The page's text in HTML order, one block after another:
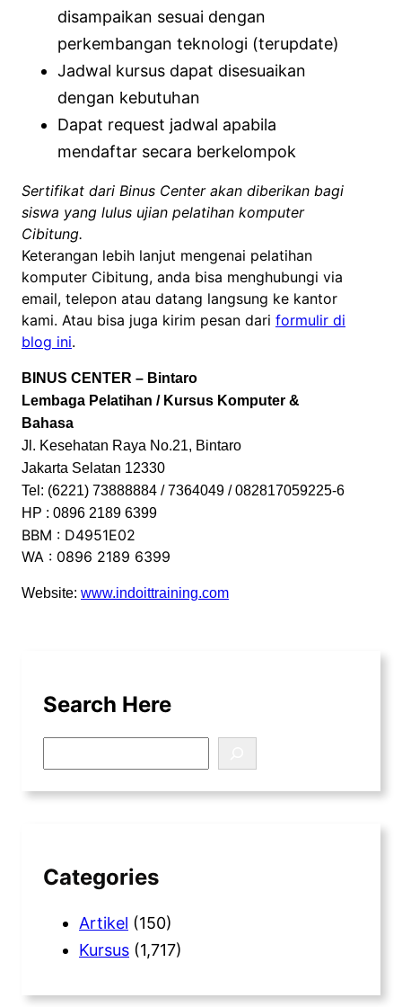
disampaikan sesuai dengan
perkembangan teknologi (terupdate)
Jadwal kursus dapat disesuaikan
dengan kebutuhan
Dapat request jadwal apabila
mendaftar secara berkelompok
Sertifikat dari Binus Center akan diberikan bagi
siswa yang lulus ujian pelatihan komputer
Cibitung.
Keterangan lebih lanjut mengenai pelatihan
komputer Cibitung, anda bisa menghubungi via
email, telepon atau datang langsung ke kantor
kami. Atau bisa juga kirim pesan dari formulir di
blog ini.
BINUS CENTER – Bintaro
Lembaga Pelatihan / Kursus Komputer &
Bahasa
Jl. Kesehatan Raya No.21, Bintaro
Jakarta Selatan 12330
Tel: (6221) 73888884 / 7364049 / 082817059225-6
HP : 0896 2189 6399
BBM : D4951E02
WA : 0896 2189 6399
Website: www.indoittraining.com
Search Here
e
a
Categories
Artikel (150)
Kursus (1,717)